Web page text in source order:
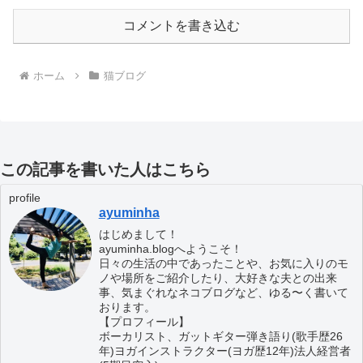
コメントを書き込む
ホーム 猫ブログ
この記事を書いた人はこちら
profile
ayuminha
はじめまして！
ayuminha.blogへようこそ！
日々の生活の中であったことや、お気に入りのモ
ノや場所をご紹介したり、大好きな夫との出来
事、気まぐれなネコブログなど、ゆる〜く書いて
おります。
【プロフィール】
ボーカリスト、ガットギター弾き語り(歌手歴26
年)ヨガインストラクター(ヨガ歴12年)法人経営者